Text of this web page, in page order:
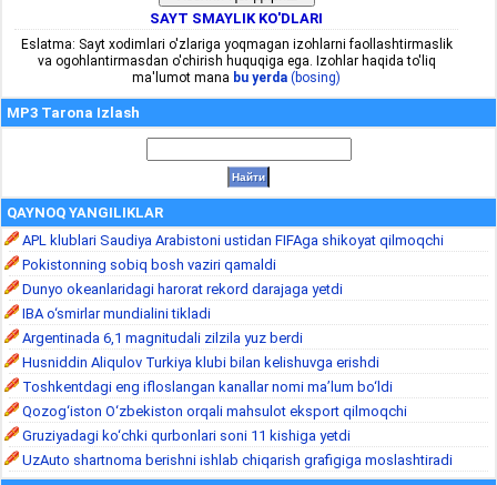
SAYT SMAYLIK KO'DLARI
Eslatma: Sayt xodimlari o'zlariga yoqmagan izohlarni faollashtirmaslik
va ogohlantirmasdan o'chirish huquqiga ega. Izohlar haqida to'liq
ma'lumot mana bu yerda (bosing)
MP3 Tarona Izlash
QAYNOQ YANGILIKLAR
APL klublari Saudiya Arabistoni ustidan FIFAga shikoyat qilmoqchi
Pokistonning sobiq bosh vaziri qamaldi
Dunyo okeanlaridagi harorat rekord darajaga yetdi
IBA o‘smirlar mundialini tikladi
Argentinada 6,1 magnitudali zilzila yuz berdi
Husniddin Aliqulov Turkiya klubi bilan kelishuvga erishdi
Toshkentdagi eng ifloslangan kanallar nomi ma’lum bo‘ldi
Qozog‘iston O‘zbekiston orqali mahsulot eksport qilmoqchi
Gruziyadagi ko‘chki qurbonlari soni 11 kishiga yetdi
UzAuto shartnoma berishni ishlab chiqarish grafigiga moslashtiradi